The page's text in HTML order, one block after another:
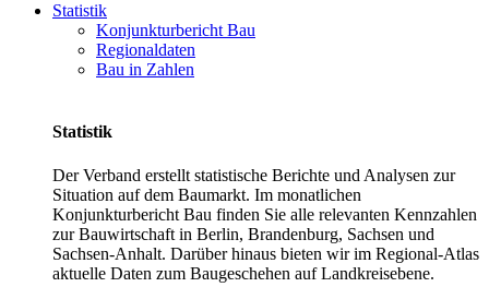
Statistik
Konjunkturbericht Bau
Regionaldaten
Bau in Zahlen
Statistik
Der Verband erstellt statistische Berichte und Analysen zur
Situation auf dem Baumarkt. Im monatlichen
Konjunkturbericht Bau finden Sie alle relevanten Kennzahlen
zur Bauwirtschaft in Berlin, Brandenburg, Sachsen und
Sachsen-Anhalt. Darüber hinaus bieten wir im Regional-Atlas
aktuelle Daten zum Baugeschehen auf Landkreisebene.